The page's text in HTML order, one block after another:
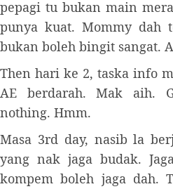
pepagi tu bukan main
punya kuat. Mommy dah
bukan boleh bingit sangat.
Then hari ke 2, taska info
AE berdarah. Mak aih.
nothing. Hmm.
Masa 3rd day, nasib la
yang nak jaga budak.
kompem boleh jaga dah.